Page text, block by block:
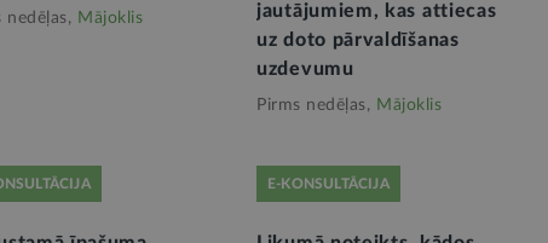
nedēļas, Mājoklis
jautājumiem, kas attiecas
uz doto pārvaldīšanas
uzdevumu
Pirms nedēļas, Mājoklis
E-KONSULTĀCIJA